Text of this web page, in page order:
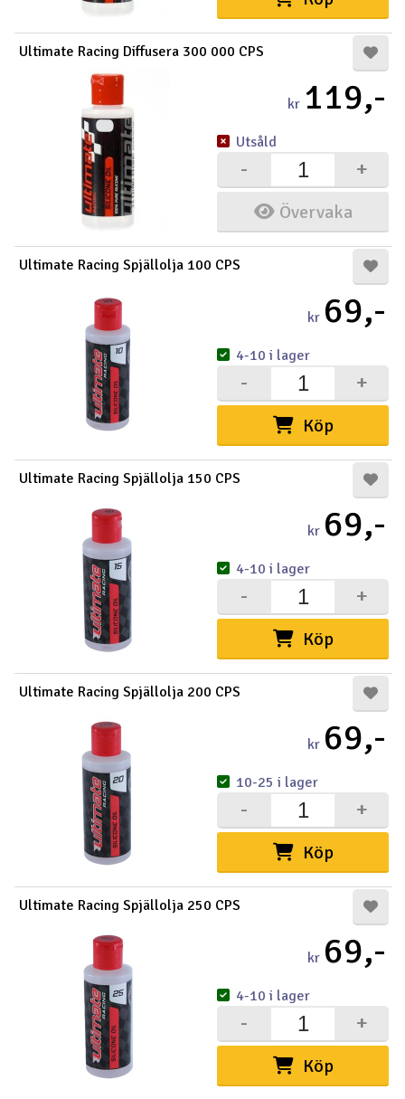
Ultimate Racing Diffusera 300 000 CPS
kr 119,-
Övervaka
+
-
Utsåld
Ultimate Racing Spjällolja 100 CPS
kr 69,-
Köp
+
-
4-10 i lager
Ultimate Racing Spjällolja 150 CPS
kr 69,-
Köp
+
-
4-10 i lager
Ultimate Racing Spjällolja 200 CPS
kr 69,-
Köp
+
-
10-25 i lager
Ultimate Racing Spjällolja 250 CPS
kr 69,-
Köp
+
-
4-10 i lager